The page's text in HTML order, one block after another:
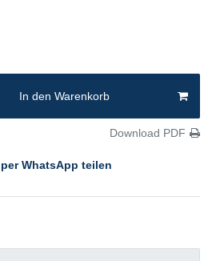
In den Warenkorb
Download PDF
per WhatsApp teilen